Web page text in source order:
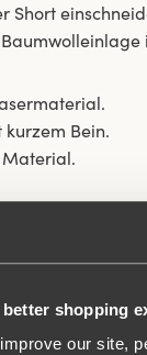
shopping
our site,
Short
kurzem Bein.
Material.
am
Schritt.
20%
Schonwäsche